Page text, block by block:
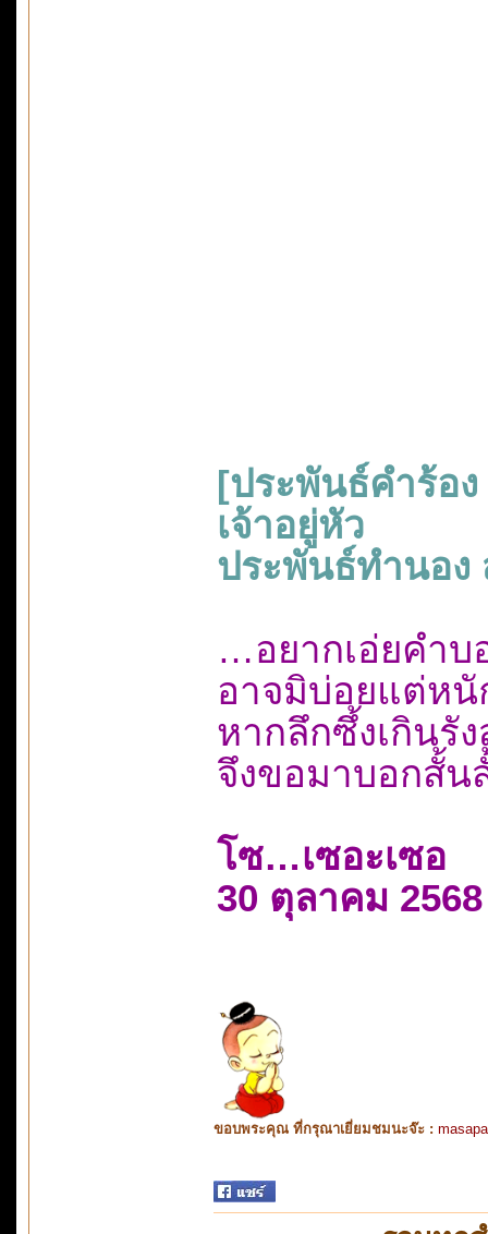
[ประพันธ์คำร้อง
เจ้าอยู่หัว
ประพันธ์ทำนอง
…อยากเอ่ยคำ
อาจมิบ่อยแต่ห
หากลึกซึ้งเกินรั
จึงขอมาบอกสั้น
โซ…เซอะเซอ
30 ตุลาคม 2568
ขอบพระคุณ ที่กรุณาเยี่ยมชมนะจ๊ะ :